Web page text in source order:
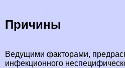
Причины
Ведущими факторами,
инфекционного